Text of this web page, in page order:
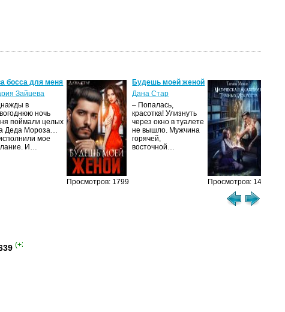
босса для меня
Зайцева
в
ночь
поймали целых
Деда Мороза…
мое
И…
Просмотров: 1799
Будешь моей женой
Дана Стар
– Попалась,
красотка! Улизнуть
через окно в туалете
не вышло. Мужчина
горячей,
восточной…
Просмотров: 1461
(+2)